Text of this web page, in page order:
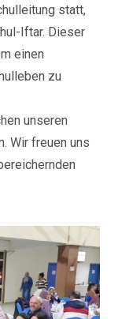
statt,
Iftar. Dieser
einen
zu
unseren
Wir freuen uns